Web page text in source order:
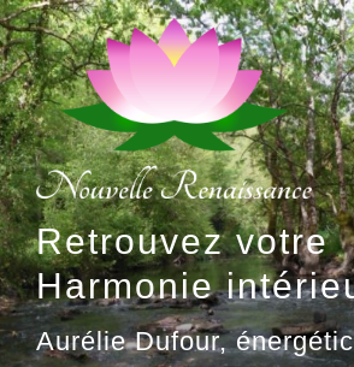
Aller
au
contenu
principal
Retrouvez votre
Harmonie
Aurélie Dufour,